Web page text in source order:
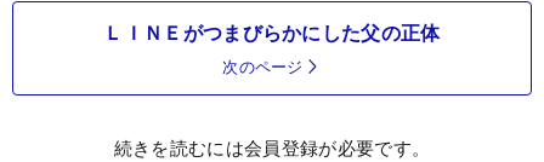
ＬＩＮＥがつまびらかにした父の正体
次のページ
続きを読むには会員登録が必要です。